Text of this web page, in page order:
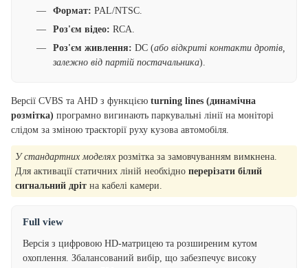
Формат: PAL/NTSC.
Роз'єм відео: RCA.
Роз'єм живлення: DC (або відкриті контакти дротів,
залежно від партій постачальника).
Версії CVBS та AHD з функцією turning lines (динамічна
розмітка) програмно вигинають паркувальні лінії на моніторі
слідом за зміною траєкторії руху кузова автомобіля.
У стандартних моделях розмітка за замовчуванням вимкнена.
Для активації статичних ліній необхідно перерізати білий
сигнальний дріт на кабелі камери.
Full view
Версія з цифровою HD-матрицею та розширеним кутом
охоплення. Збалансований вибір, що забезпечує високу